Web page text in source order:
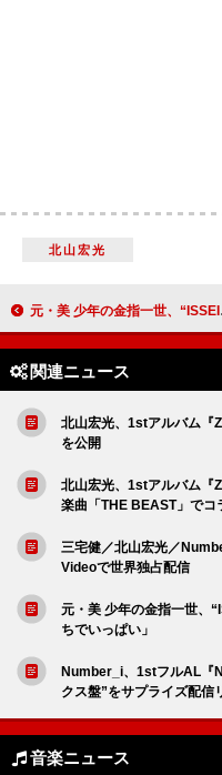
北山宏光
元・美 少年の金指一世、“ISSEI”としてTOBEに加入「楽しみな気持ちでいっぱい」
関連ニュース
北山宏光、1stアルバム『
を公開
北山宏光、1stアルバム『
楽曲「THE BEAST」でコ
三宅健／北山宏光／
Videoで世界独占配信
元・美 少年の金指一世、
ちでいっぱい」
Number_i、1stフルAL『
クス盤”をサプライズ配信
音楽ニュース